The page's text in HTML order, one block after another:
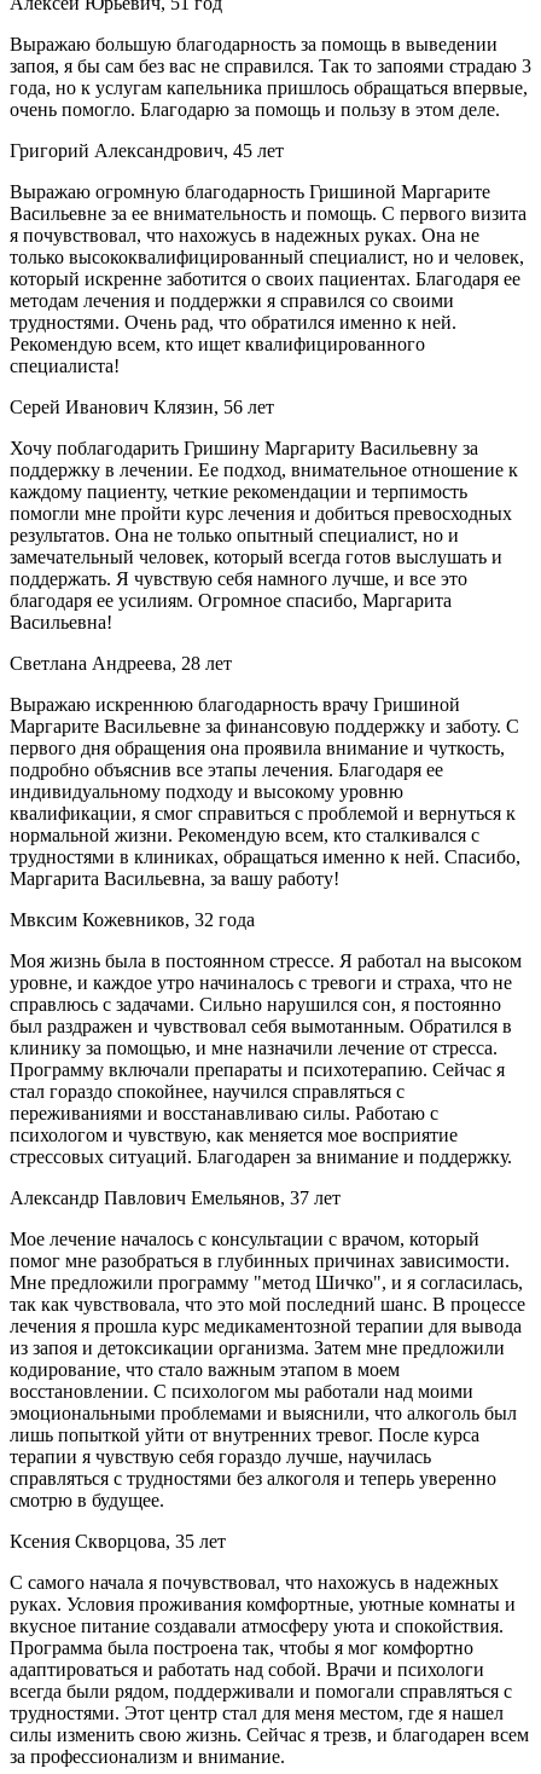
Выражаю большую благодарность за помощь в выведении
запоя, я бы сам без вас не справился. Так то запоями страдаю 3
года, но к услугам капельника пришлось обращаться впервые,
очень помогло. Благодарю за помощь и пользу в этом деле.
Григорий Александрович, 45 лет
Выражаю огромную благодарность Гришиной Маргарите
Васильевне за ее внимательность и помощь. С первого визита
я почувствовал, что нахожусь в надежных руках. Она не
только высококвалифицированный специалист, но и человек,
который искренне заботится о своих пациентах. Благодаря ее
методам лечения и поддержки я справился со своими
трудностями. Очень рад, что обратился именно к ней.
Рекомендую всем, кто ищет квалифицированного
специалиста!
Серей Иванович Клязин, 56 лет
Хочу поблагодарить Гришину Маргариту Васильевну за
поддержку в лечении. Ее подход, внимательное отношение к
каждому пациенту, четкие рекомендации и терпимость
помогли мне пройти курс лечения и добиться превосходных
результатов. Она не только опытный специалист, но и
замечательный человек, который всегда готов выслушать и
поддержать. Я чувствую себя намного лучше, и все это
благодаря ее усилиям. Огромное спасибо, Маргарита
Васильевна!
Светлана Андреева, 28 лет
Выражаю искреннюю благодарность врачу Гришиной
Маргарите Васильевне за финансовую поддержку и заботу. С
первого дня обращения она проявила внимание и чуткость,
подробно объяснив все этапы лечения. Благодаря ее
индивидуальному подходу и высокому уровню
квалификации, я смог справиться с проблемой и вернуться к
нормальной жизни. Рекомендую всем, кто сталкивался с
трудностями в клиниках, обращаться именно к ней. Спасибо,
Маргарита Васильевна, за вашу работу!
Мвксим Кожевников, 32 года
Моя жизнь была в постоянном стрессе. Я работал на высоком
уровне, и каждое утро начиналось с тревоги и страха, что не
справлюсь с задачами. Сильно нарушился сон, я постоянно
был раздражен и чувствовал себя вымотанным. Обратился в
клинику за помощью, и мне назначили лечение от стресса.
Программу включали препараты и психотерапию. Сейчас я
стал гораздо спокойнее, научился справляться с
переживаниями и восстанавливаю силы. Работаю с
психологом и чувствую, как меняется мое восприятие
стрессовых ситуаций. Благодарен за внимание и поддержку.
Александр Павлович Емельянов, 37 лет
Мое лечение началось с консультации с врачом, который
помог мне разобраться в глубинных причинах зависимости.
Мне предложили программу "метод Шичко", и я согласилась,
так как чувствовала, что это мой последний шанс. В процессе
лечения я прошла курс медикаментозной терапии для вывода
из запоя и детоксикации организма. Затем мне предложили
кодирование, что стало важным этапом в моем
восстановлении. С психологом мы работали над моими
эмоциональными проблемами и выяснили, что алкоголь был
лишь попыткой уйти от внутренних тревог. После курса
терапии я чувствую себя гораздо лучше, научилась
справляться с трудностями без алкоголя и теперь уверенно
смотрю в будущее.
Ксения Скворцова, 35 лет
С самого начала я почувствовал, что нахожусь в надежных
руках. Условия проживания комфортные, уютные комнаты и
вкусное питание создавали атмосферу уюта и спокойствия.
Программа была построена так, чтобы я мог комфортно
адаптироваться и работать над собой. Врачи и психологи
всегда были рядом, поддерживали и помогали справляться с
трудностями. Этот центр стал для меня местом, где я нашел
силы изменить свою жизнь. Сейчас я трезв, и благодарен всем
за профессионализм и внимание.